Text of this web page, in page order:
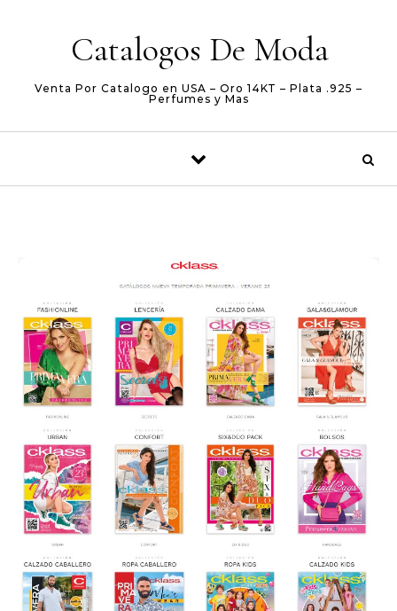
Catalogos De Moda
Venta Por Catalogo en USA – Oro 14KT – Plata .925 –
Perfumes y Mas